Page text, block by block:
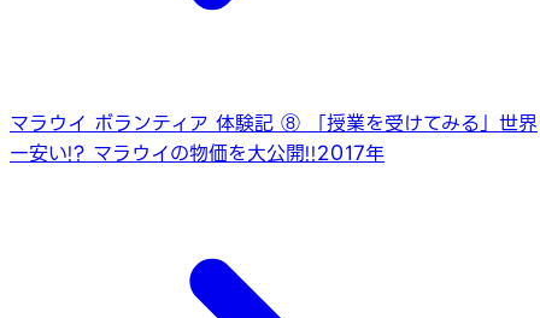
マラウイ ボランティア 体験記 ⑧ 「授業を受けてみる」 世界
一安い!? マラウイの物価を大公開!!2017年